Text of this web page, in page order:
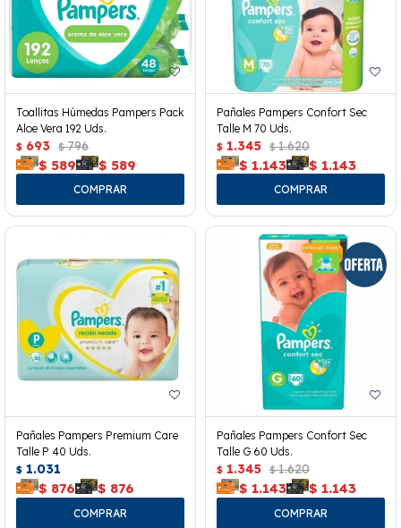
Toallitas Húmedas Pampers Pack
Aloe Vera 192 Uds.
$ 693 $ 796
$ 589 $ 589
Pañales Pampers Confort Sec
Talle M 70 Uds.
$ 1.345 $ 1.620
$ 1.143 $ 1.143
Pañales Pampers Premium Care
Talle P 40 Uds.
$ 1.031
$ 876 $ 876
Pañales Pampers Confort Sec
Talle G 60 Uds.
$ 1.345 $ 1.620
$ 1.143 $ 1.143